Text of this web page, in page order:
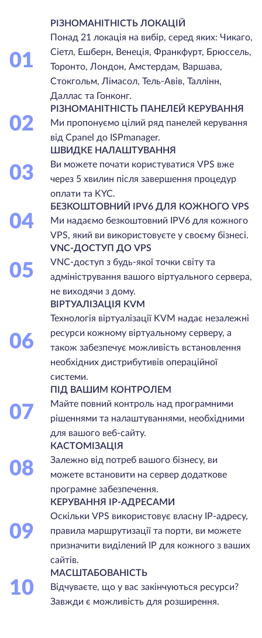
01
РІЗНОМАНІТНІСТЬ ЛОКАЦІЙ
Понад 21 локація на вибір, серед яких: Чикаго,
Сіетл, Ешберн, Венеція, Франкфурт, Брюссель,
Торонто, Лондон, Амстердам, Варшава,
Стокгольм, Лімасол, Тель-Авів, Таллінн,
Даллас та Гонконг.
02
РІЗНОМАНІТНІСТЬ ПАНЕЛЕЙ КЕРУВАННЯ
Ми пропонуємо цілий ряд панелей керування
від Cpanel до ISPmanager.
03
ШВИДКЕ НАЛАШТУВАННЯ
Ви можете почати користуватися VPS вже
через 5 хвилин після завершення процедур
оплати та KYC.
04
БЕЗКОШТОВНИЙ IPV6 ДЛЯ КОЖНОГО VPS
Ми надаємо безкоштовний IPV6 для кожного
VPS, який ви використовуєте у своєму бізнесі.
05
VNC-ДОСТУП ДО VPS
VNC-доступ з будь-якої точки світу та
адміністрування вашого віртуального сервера,
не виходячи з дому.
06
ВІРТУАЛІЗАЦІЯ KVM
Технологія віртуалізації KVM надає незалежні
ресурси кожному віртуальному серверу, а
також забезпечує можливість встановлення
необхідних дистрибутивів операційної
системи.
07
ПІД ВАШИМ КОНТРОЛЕМ
Майте повний контроль над програмними
рішеннями та налаштуваннями, необхідними
для вашого веб-сайту.
08
КАСТОМІЗАЦІЯ
Залежно від потреб вашого бізнесу, ви
можете встановити на сервер додаткове
програмне забезпечення.
09
КЕРУВАННЯ IP-АДРЕСАМИ
Оскільки VPS використовує власну IP-адресу,
правила маршрутизації та порти, ви можете
призначити виділений IP для кожного з ваших
сайтів.
10
МАСШТАБОВАНІСТЬ
Відчуваєте, що у вас закінчуються ресурси?
Завжди є можливість для розширення.